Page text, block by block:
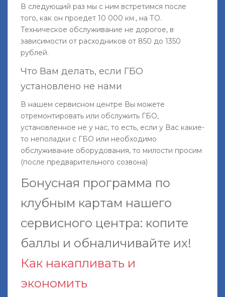
В следующий раз мы с ним встретимся после
того, как он проедет 10 000 км., на ТО.
Техническое обслуживание не дорогое, в
зависимости от расходников от 850 до 1350
рублей.
Что Вам делать, если ГБО
установлено не нами
В нашем сервисном центре Вы можете
отремонтировать или обслужить ГБО,
установленное не у нас, то есть, если у Вас какие-
то неполадки с ГБО или необходимо
обслуживание оборудования, то милости просим
(после предварительного созвона)
Бонусная программа по
клубным картам нашего
сервисного центра: копите
баллы и обналичивайте их!
Как накапливать и
экономить